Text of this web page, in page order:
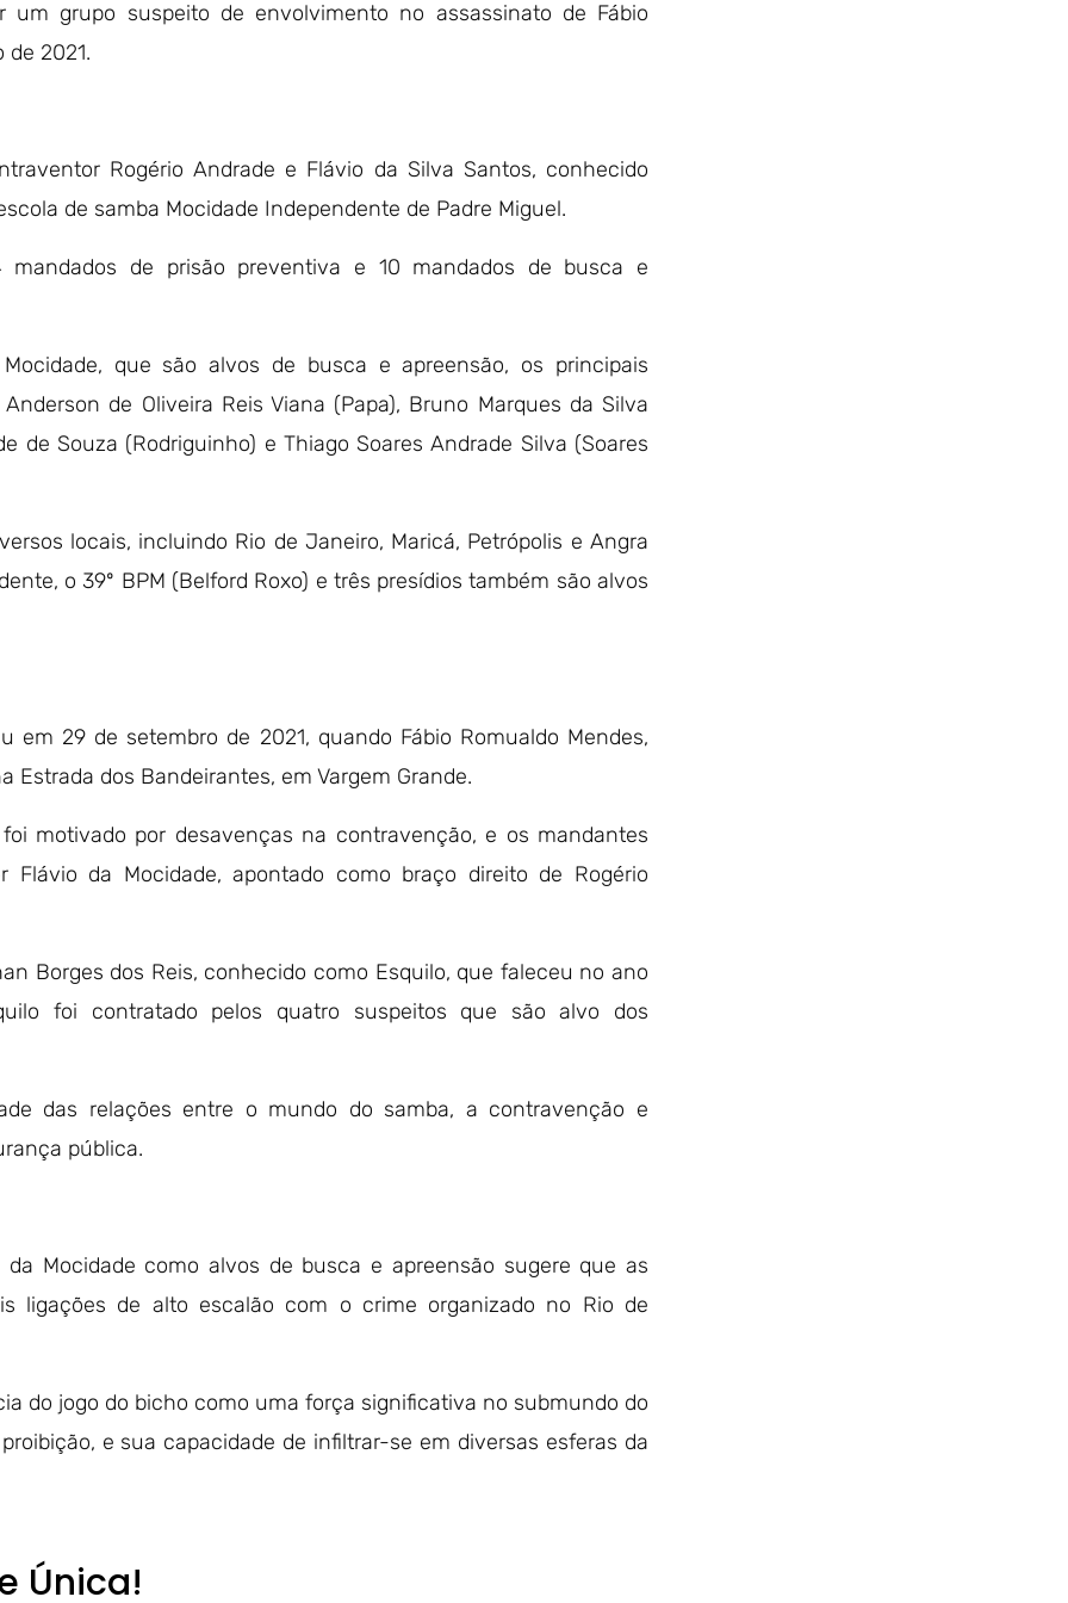
um grupo suspeito de envolvimento no assassinato de Fábio
2021.
Rogério Andrade e Flávio da Silva Santos, conhecido
de samba Mocidade Independente de Padre Miguel.
de prisão preventiva e 10 mandados de busca e
que são alvos de busca e apreensão, os principais
de Oliveira Reis Viana (Papa), Bruno Marques da Silva
de Souza (Rodriguinho) e Thiago Soares Andrade Silva (Soares
locais, incluindo Rio de Janeiro, Maricá, Petrópolis e Angra
o 39º BPM (Belford Roxo) e três presídios também são alvos
em 29 de setembro de 2021, quando Fábio Romualdo Mendes,
Estrada dos Bandeirantes, em Vargem Grande.
motivado por desavenças na contravenção, e os mandantes
da Mocidade, apontado como braço direito de Rogério
Borges dos Reis, conhecido como Esquilo, que faleceu no ano
foi contratado pelos quatro suspeitos que são alvo dos
das relações entre o mundo do samba, a contravenção e
pública.
Mocidade como alvos de busca e apreensão sugere que as
ligações de alto escalão com o crime organizado no Rio de
do jogo do bicho como uma força significativa no submundo do
e sua capacidade de infiltrar-se em diversas esferas da
Única!